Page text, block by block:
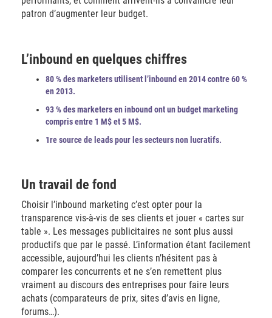
patron d’augmenter leur budget.
L’inbound en quelques chiffres
80 % des marketers utilisent l’inbound en 2014 contre 60 %
en 2013.
93 % des marketers en inbound ont un budget marketing
compris entre 1 M$ et 5 M$.
1re source de leads pour les secteurs non lucratifs.
Un travail de fond
Choisir l’inbound marketing c’est opter pour la
transparence vis-à-vis de ses clients et jouer « cartes sur
table ». Les messages publicitaires ne sont plus aussi
productifs que par le passé. L’information étant facilement
accessible, aujourd’hui les clients n’hésitent pas à
comparer les concurrents et ne s’en remettent plus
vraiment au discours des entreprises pour faire leurs
achats (comparateurs de prix, sites d’avis en ligne,
forums…).